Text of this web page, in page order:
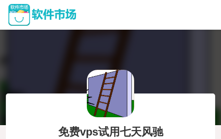
免费vps试用七天风驰